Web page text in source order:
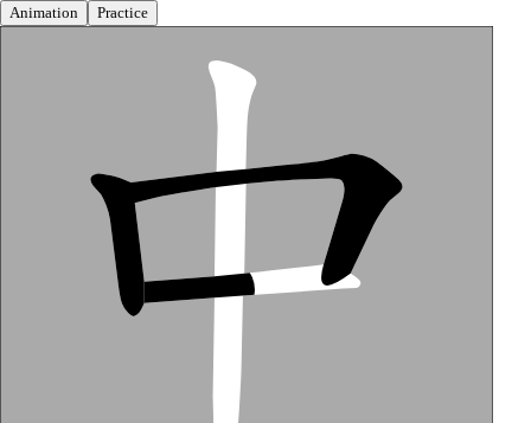
Animation Practice